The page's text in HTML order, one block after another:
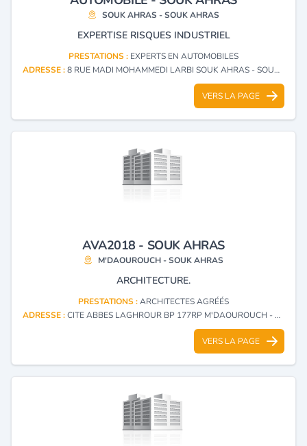
SOUK AHRAS - SOUK AHRAS
EXPERTISE RISQUES INDUSTRIEL
PRESTATIONS : EXPERTS EN AUTOMOBILES
ADRESSE :8 RUE MADI MOHAMMEDI LARBI SOUK AHRAS - SOUK AHRAS
VERS LA PAGE
AVA2018 - SOUK AHRAS
M'DAOUROUCH - SOUK AHRAS
ARCHITECTURE.
PRESTATIONS :ARCHITECTES AGRÉÉS
ADRESSE :CITE ABBES LAGHROUR BP 177RP M'DAOUROUCH - SOUK AHRAS
VERS LA PAGE